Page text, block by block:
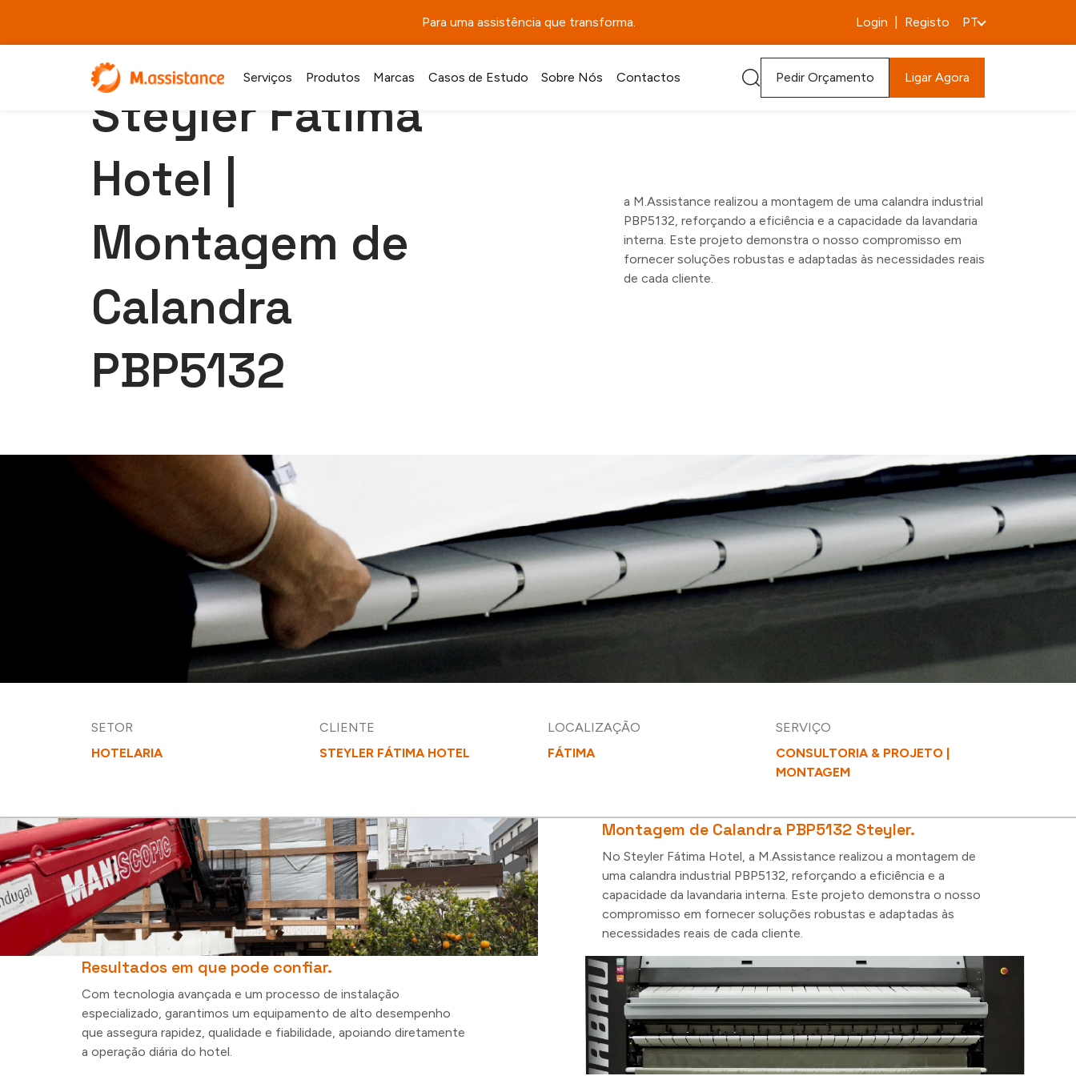
Para uma assistência que transforma. Login Registo PT
Serviços Produtos Marcas Casos de Estudo Sobre Nós Contactos Pedir Orçamento Ligar Agora
Steyler Fátima
Hotel |
Montagem de
Calandra
PBP5132
a M.Assistance realizou a montagem de uma calandra industrial
PBP5132, reforçando a eficiência e a capacidade da lavandaria
interna. Este projeto demonstra o nosso compromisso em
fornecer soluções robustas e adaptadas às necessidades reais
de cada cliente.
SETOR
HOTELARIA
CLIENTE
STEYLER FÁTIMA HOTEL
LOCALIZAÇÃO
FÁTIMA
SERVIÇO
CONSULTORIA & PROJETO |
MONTAGEM
Montagem de Calandra PBP5132 Steyler.
No Steyler Fátima Hotel, a M.Assistance realizou a montagem de
uma calandra industrial PBP5132, reforçando a eficiência e a
capacidade da lavandaria interna. Este projeto demonstra o nosso
compromisso em fornecer soluções robustas e adaptadas às
necessidades reais de cada cliente.
Resultados em que pode confiar.
Com tecnologia avançada e um processo de instalação
especializado, garantimos um equipamento de alto desempenho
que assegura rapidez, qualidade e fiabilidade, apoiando diretamente
a operação diária do hotel.